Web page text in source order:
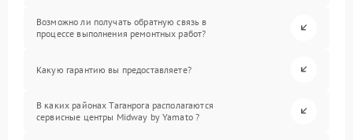
Возможно ли получать обратную связь в
процессе выполнения ремонтных работ?
Какую гарантию вы предоставляете?
В каких районах Таганрога располагаются
сервисные центры Midway by Yamato ?